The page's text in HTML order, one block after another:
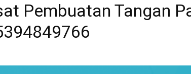
Pembuatan Tangan